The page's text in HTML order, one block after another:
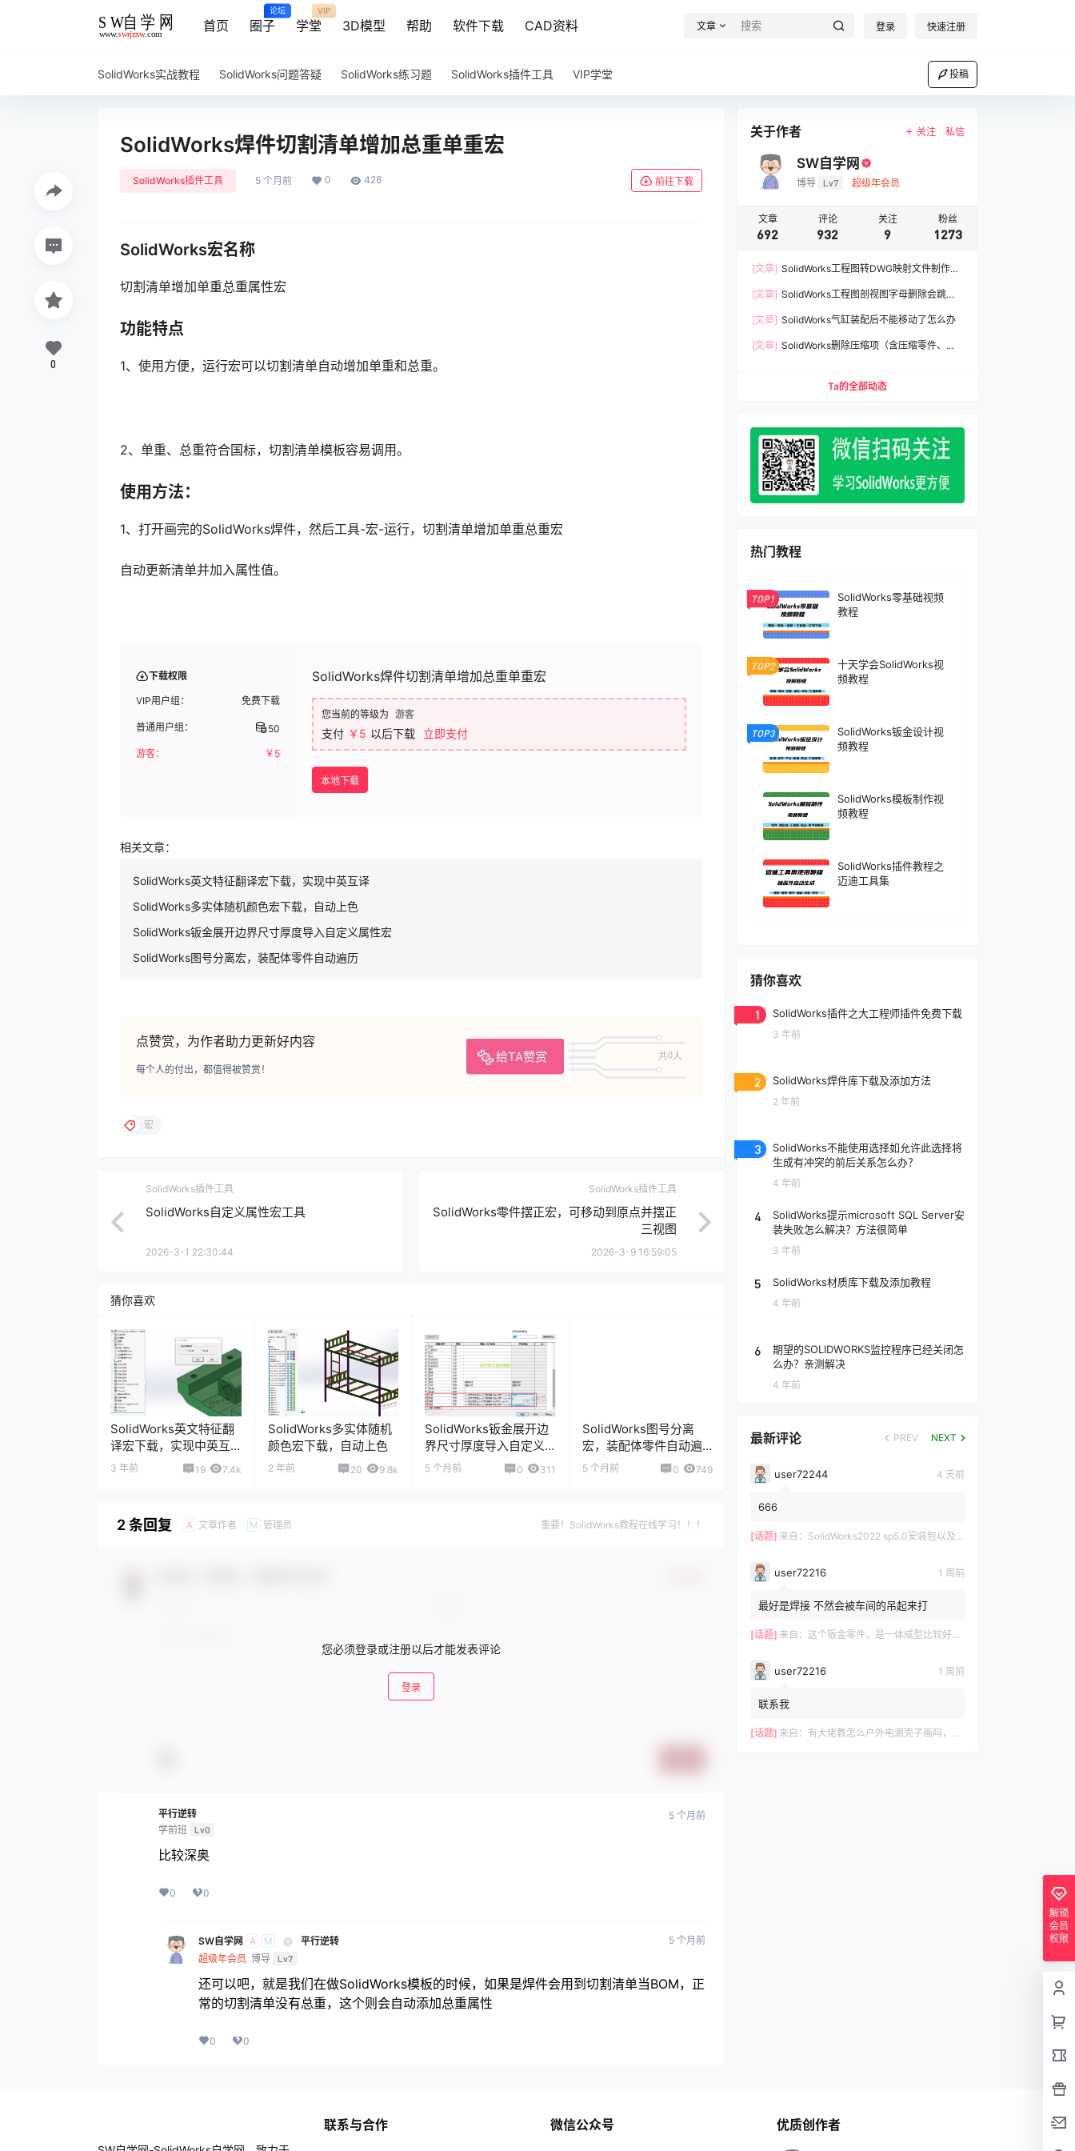
首页 圈子
论坛
学堂
VIP
3D模型 帮助 软件下载 CAD资料 文章 登录 快速注册
SolidWorks实战教程 SolidWorks问题答疑 SolidWorks练习题 SolidWorks插件工具 VIP学堂 投稿
SolidWorks焊件切割清单增加总重单重宏
SolidWorks插件工具 5 个月前 0 428 前往下载
SolidWorks宏名称
切割清单增加单重总重属性宏
功能特点
1、使用方便，运行宏可以切割清单自动增加单重和总重。
2、单重、总重符合国标，切割清单模板容易调用。
使用方法：
1、打开画完的SolidWorks焊件，然后工具-宏-运行，切割清单增加单重总重宏
自动更新清单并加入属性值。
下载权限
VIP用户组： 免费下载
普通用户组： 50
游客： ￥ 5
SolidWorks焊件切割清单增加总重单重宏
您当前的等级为 游客
支付 ￥5 以后下载 立即支付
本地下载
相关文章：
SolidWorks英文特征翻译宏下载，实现中英互译
SolidWorks多实体随机颜色宏下载，自动上色
SolidWorks钣金展开边界尺寸厚度导入自定义属性宏
SolidWorks图号分离宏，装配体零件自动遍历
点赞赏，为作者助力更新好内容
给TA赞赏 共0人
每个人的付出，都值得被赞赏！
0
宏
SolidWorks插件工具
SolidWorks自定义属性宏工具
2026-3-1 22:30:44
SolidWorks插件工具
SolidWorks零件摆正宏，可移动到原点并摆正
三视图
2026-3-9 16:59:05
猜你喜欢
SolidWorks英文特征翻
译宏下载，实现中英互
译
3 年前 19 7.4k
SolidWorks多实体随机
颜色宏下载，自动上色
2 年前 20 9.8k
SolidWorks钣金展开边
界尺寸厚度导入自定义
属性宏
5 个月前 0 311
SolidWorks图号分离
宏，装配体零件自动遍
历
5 个月前 0 749
2 条回复 A 文章作者 M 管理员 重要！SolidWorks教程在线学习！！！
您必须登录或注册以后才能发表评论
登录
平行逆转
学前班 Lv0
5 个月前
比较深奥
0 0
SW自学网 A M @
平行逆转
超级年会员 博导 Lv7
5 个月前
还可以吧，就是我们在做SolidWorks模板的时候，如果是焊件会用到切割清单当BOM，正
常的切割清单没有总重，这个则会自动添加总重属性
0 0
关于作者 关注 私信
SW自学网
博导 Lv7 超级年会员
文章
692
评论
932
关注
9
粉丝
1273
[文章] SolidWorks工程图转DWG映射文件制作方
[文章] SolidWorks工程图剖视图字母删除会跳过A
[文章] SolidWorks气缸装配后不能移动了怎么办
[文章] SolidWorks删除压缩项（含压缩零件、压
Ta的全部动态
热门教程
TOP1
SolidWorks零基础视频
教程
TOP2
十天学会SolidWorks视
频教程
TOP3
SolidWorks钣金设计视
频教程
SolidWorks模板制作视
频教程
SolidWorks插件教程之
迈迪工具集
猜你喜欢
1 SolidWorks插件之大工程师插件免费下载
3 年前
2 SolidWorks焊件库下载及添加方法
2 年前
3
SolidWorks不能使用选择如允许此选择将
生成有冲突的前后关系怎么办？
4 年前
4
SolidWorks提示microsoft SQL Server安
装失败怎么解决？方法很简单
3 年前
5 SolidWorks材质库下载及添加教程
4 年前
6
期望的SOLIDWORKS监控程序已经关闭怎
么办？亲测解决
4 年前
最新评论 PREV NEXT
user72244 4 天前
666
[话题] 来自： SolidWorks2022 sp5.0安装包以及操作视频-仅支持Win10-Win11
user72216 1 周前
最好是焊接 不然会被车间的吊起来打
[话题] 来自： 这个钣金零件，是一体成型比较好？还是拆分成3件焊接好？
user72216 1 周前
联系我
[话题] 来自： 有大佬教怎么户外电源壳子画吗，有偿，我这里有模型
解锁
会员
权限
联系与合作 微信公众号 优质创作者